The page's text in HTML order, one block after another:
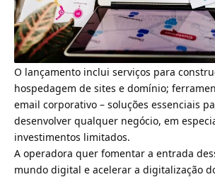
O lançamento inclui serviços para
hospedagem de sites e domínio;
email corporativo – soluções essenciais
desenvolver qualquer negócio, em
investimentos limitados.
A operadora quer fomentar a entrada
mundo digital e acelerar a digitalização